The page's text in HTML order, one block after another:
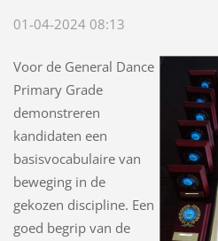
01-04-2024 08:13
Voor de General Dance
Primary Grade
demonstreren
kandidaten een
basisvocabulaire van
beweging in de
gekozen discipline. Een
goed begrip van de